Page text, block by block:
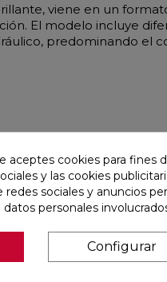
viene en un
El modelo incluye
predominando el
aceptes cookies para fines
y las cookies
sociales y anuncios
personales
Configurar